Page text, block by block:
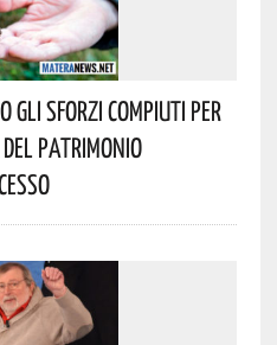
Gli Sforzi Compiuti Per
Patrimonio